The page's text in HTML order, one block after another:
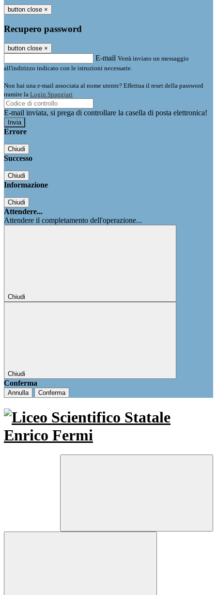
button close ×
Recupero password
button close ×
E-mail Verrà inviato un messaggio
all'indirizzo indicato con le istruzioni necessarie.
Non hai una e-mail associata al nome utente? Effettua il reset della password
tramite la Login Spaggiari
E-mail inviata, si prega di controllare la casella di posta elettronica!
Errore
Chiudi
Successo
Chiudi
Informazione
Chiudi
Attendere...
Attendere il completamento dell'operazione...
Chiudi
Chiudi
Conferma
Annulla Conferma